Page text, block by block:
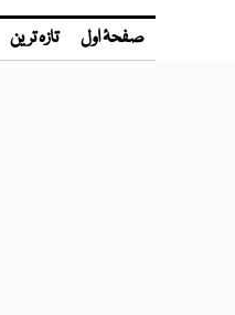
صفحۂ اول تازہ ترین